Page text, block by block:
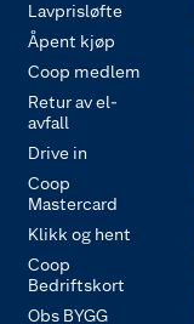
Lavprisløfte
Åpent kjøp
Coop medlem
Retur av el-
avfall
Drive in
Coop
Mastercard
Klikk og hent
Coop
Bedriftskort
Obs BYGG